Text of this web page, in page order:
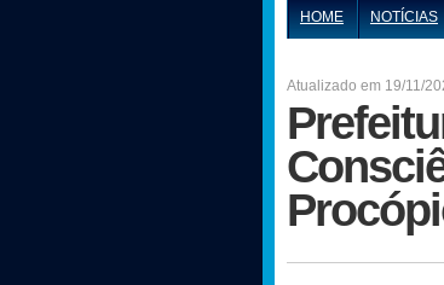
HOME NOTÍCIAS
Atualizado em 19/11/